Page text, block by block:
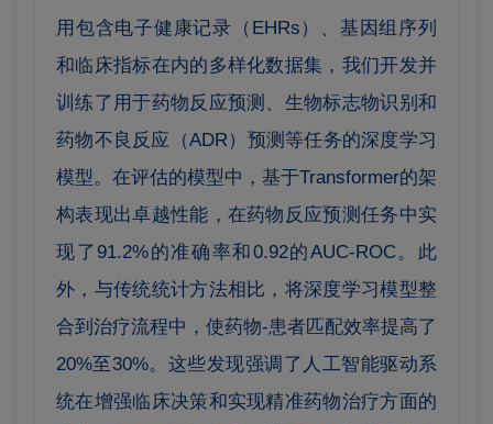
用包含电子健康记录（EHRs）、基因组序列
和临床指标在内的多样化数据集，我们开发并
训练了用于药物反应预测、生物标志物识别和
药物不良反应（ADR）预测等任务的深度学习
模型。在评估的模型中，基于Transformer的架
构表现出卓越性能，在药物反应预测任务中实
现了91.2%的准确率和0.92的AUC-ROC。此
外，与传统统计方法相比，将深度学习模型整
合到治疗流程中，使药物-患者匹配效率提高了
20%至30%。这些发现强调了人工智能驱动系
统在增强临床决策和实现精准药物治疗方面的